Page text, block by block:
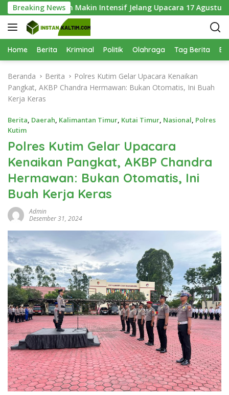
a
g
u
Breaking News
Latihan Makin Intensif Jelang Upacara 17 Agustus
Home Berita Kriminal Politik Olahraga Tag Berita
Beranda Berita
Polres Kutim Gelar Upacara Kenaikan
Pangkat, AKBP Chandra Hermawan: Bukan Otomatis, Ini Buah
Kerja Keras
Berita, Daerah, Kalimantan Timur, Kutai Timur, Nasional, Polres
Kutim
Polres Kutim Gelar Upacara
Kenaikan Pangkat, AKBP Chandra
Hermawan: Bukan Otomatis, Ini
Buah Kerja Keras
Admin
Desember 31, 2024